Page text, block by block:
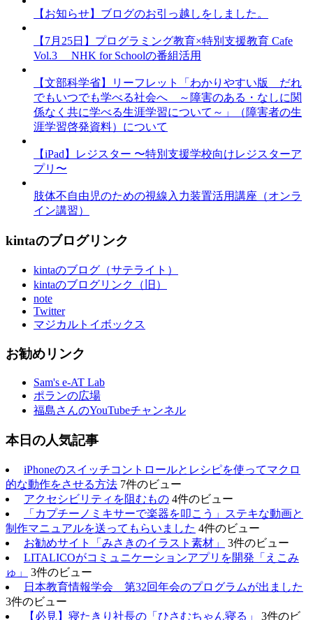
【お知らせ】ブログのお引っ越しをしました。
【7月25日】プログラミング教育×特別支援教育 Cafe
Vol.3 NHK for Schoolの番組活用
【文部科学省】リーフレット「わかりやすい版 だれ
でもいつでも学べる社会へ ～障害のある・なしに関
係なく共に学べる生涯学習について～」（障害者の生
涯学習啓発資料）について
【iPad】レジスター 〜特別支援学校向けレジスターア
プリ〜
肢体不自由児のための視線入力装置活用講座（オンラ
イン講習）
kintaのブログリンク
kintaのブログ（サテライト）
kintaのブログリンク（旧）
note
Twitter
マジカルトイボックス
お勧めリンク
Sam's e-AT Lab
ポランの広場
福島さんのYouTubeチャンネル
本日の人気記事
iPhoneのスイッチコントロールとレシピを使ってマクロ
的な動作をさせる方法 7件のビュー
アクセシビリティを阻むもの 4件のビュー
「カプチーノミキサーで楽器を叩こう」ステキな動画と
制作マニュアルを送ってもらいました 4件のビュー
お勧めサイト「みさきのイラスト素材」
3件のビュー
LITALICOがコミュニケーションアプリを開発「えこみ
ゅ」
3件のビュー
日本教育情報学会 第32回年会のプログラムが出ました
3件のビュー
【必見】寝たきり社長の「ひさむちゃん寝る」
3件のビ